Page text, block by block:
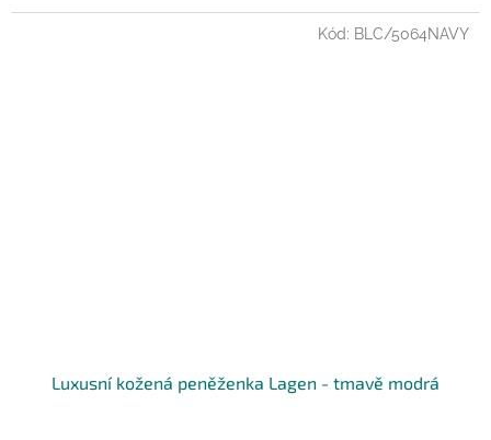
Luxusní kožená peněženka Lagen - tmavě modrá
Kód: BLC/5064NAVY